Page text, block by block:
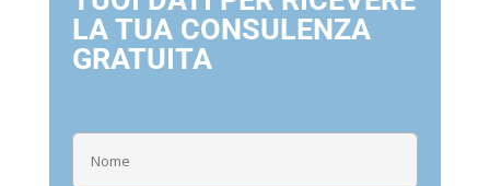
LA TUA CONSULENZA
GRATUITA